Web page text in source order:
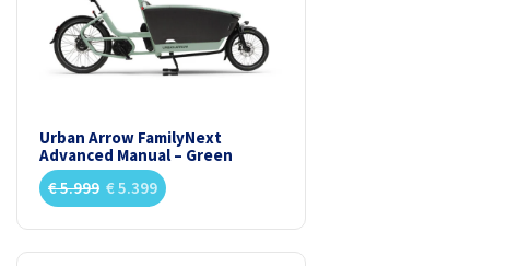
Urban Arrow FamilyNext
Advanced Manual – Green
€5.999 €5.399